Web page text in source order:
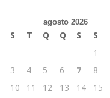
agosto 2026
S T Q Q S S
1
3
4 5 6 7 8
10
11 12 13 14 15